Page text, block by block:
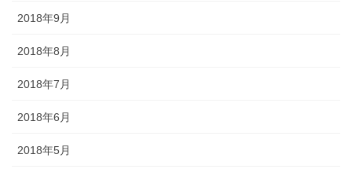
2018年9月
2018年8月
2018年7月
2018年6月
2018年5月